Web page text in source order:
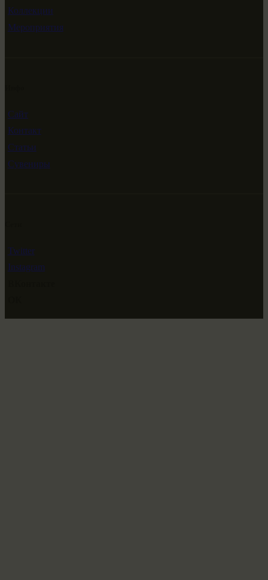
Коллекции
Мероприятия
Сайт
Контакт
Статьи
Сувениры
Twitter
Instagram